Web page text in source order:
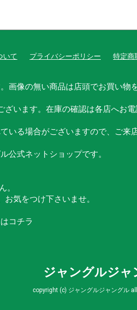
いて プライバシーポリシー 特定商
画像の無い商品は店頭でお買い物
います。在庫の確認は各店へお電
いる場合がございますので、ご来
公式ネットショップです。
。
気をつけ下さいませ。
コチラ
ジャングルジャ
copyright (c) ジャングルジャングル